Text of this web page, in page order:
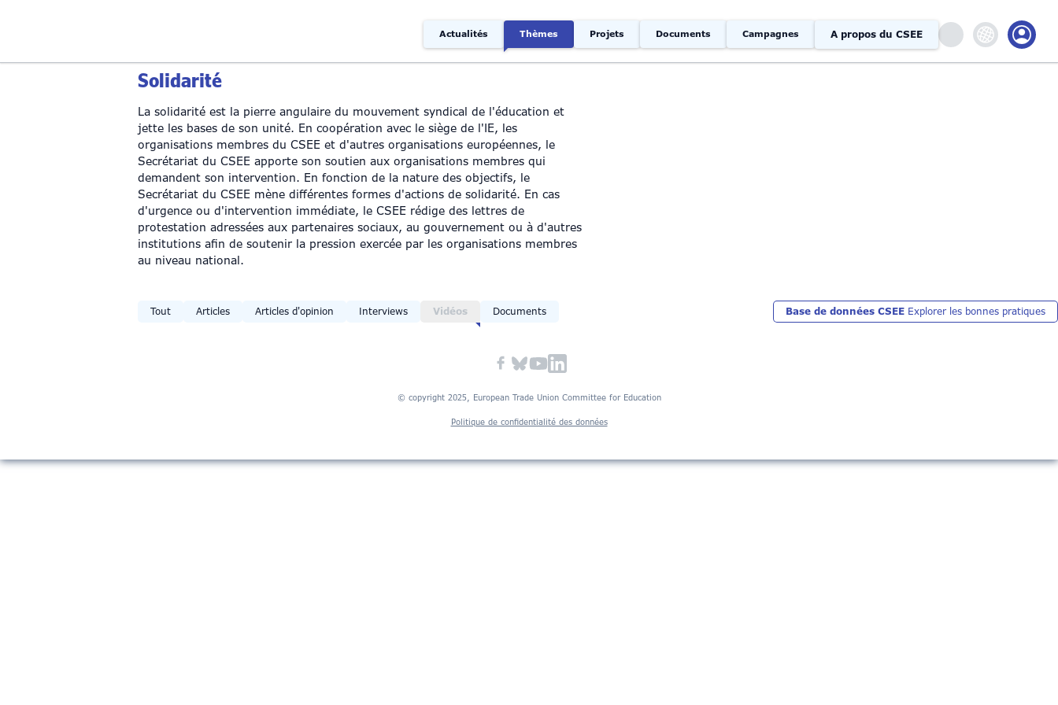
Actualités Thèmes Projets Documents Campagnes A propos du CSEE
Solidarité
La solidarité est la pierre angulaire du mouvement syndical de l'éducation et
jette les bases de son unité. En coopération avec le siège de l'IE, les
organisations membres du CSEE et d'autres organisations européennes, le
Secrétariat du CSEE apporte son soutien aux organisations membres qui
demandent son intervention. En fonction de la nature des objectifs, le
Secrétariat du CSEE mène différentes formes d'actions de solidarité. En cas
d'urgence ou d'intervention immédiate, le CSEE rédige des lettres de
protestation adressées aux partenaires sociaux, au gouvernement ou à d'autres
institutions afin de soutenir la pression exercée par les organisations membres
au niveau national.
Tout Articles Articles d'opinion Interviews Vidéos Documents Base de données CSEE Explorer les bonnes pratiques
© copyright 2025, European Trade Union Committee for Education
Politique de confidentialité des données